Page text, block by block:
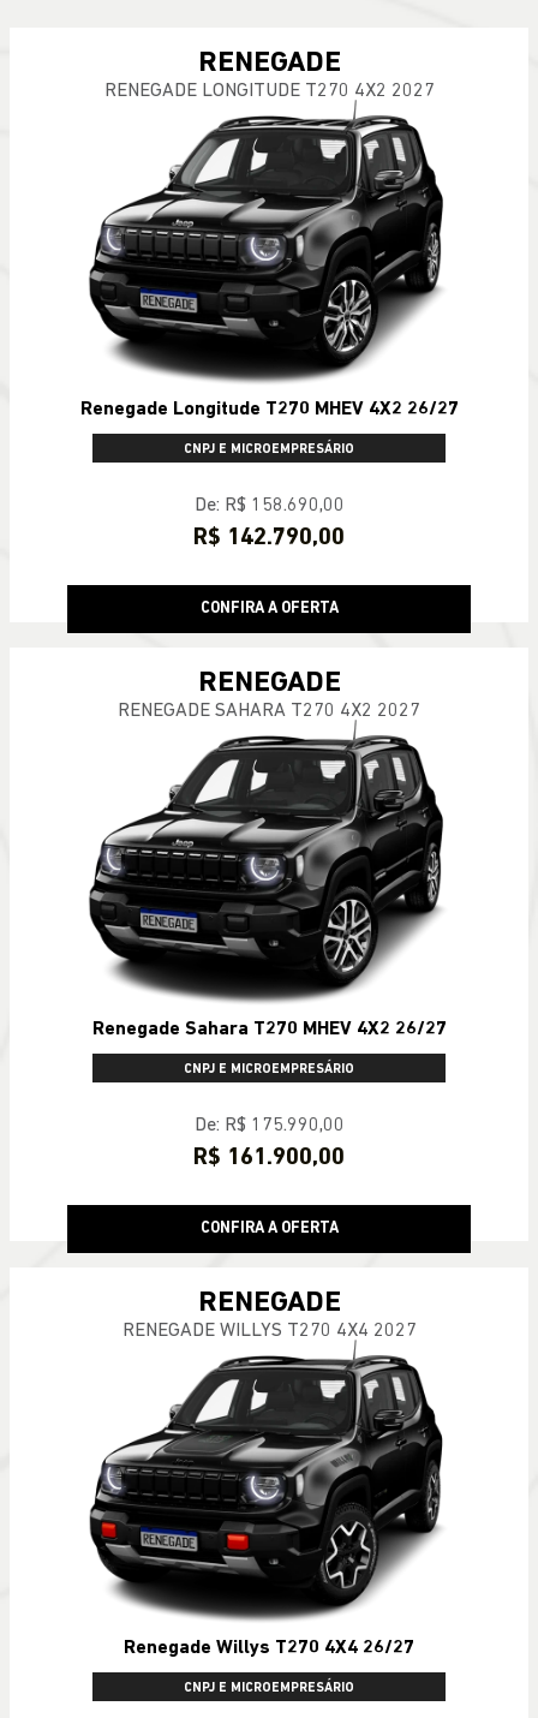
RENEGADE
RENEGADE LONGITUDE T270 4X2 2027
Renegade Longitude T270 MHEV 4X2 26/27
CNPJ E MICROEMPRESÁRIO
De: R$ 158.690,00
R$ 142.790,00
CONFIRA A OFERTA
RENEGADE
RENEGADE SAHARA T270 4X2 2027
Renegade Sahara T270 MHEV 4X2 26/27
CNPJ E MICROEMPRESÁRIO
De: R$ 175.990,00
R$ 161.900,00
CONFIRA A OFERTA
RENEGADE
RENEGADE WILLYS T270 4X4 2027
Renegade Willys T270 4X4 26/27
CNPJ E MICROEMPRESÁRIO